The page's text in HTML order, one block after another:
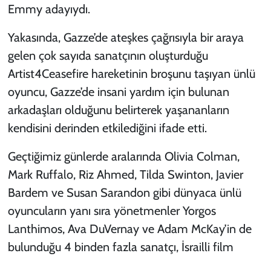
Emmy adayıydı.
Yakasında, Gazze’de ateşkes çağrısıyla bir araya
gelen çok sayıda sanatçının oluşturduğu
Artist4Ceasefire hareketinin broşunu taşıyan ünlü
oyuncu, Gazze’de insani yardım için bulunan
arkadaşları olduğunu belirterek yaşananların
kendisini derinden etkilediğini ifade etti.
Geçtiğimiz günlerde aralarında Olivia Colman,
Mark Ruffalo, Riz Ahmed, Tilda Swinton, Javier
Bardem ve Susan Sarandon gibi dünyaca ünlü
oyuncuların yanı sıra yönetmenler Yorgos
Lanthimos, Ava DuVernay ve Adam McKay’in de
bulunduğu 4 binden fazla sanatçı, İsrailli film